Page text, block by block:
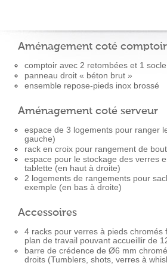
Aménagement coté comptoir
comptoir avec 2 retombées et 1
panneau droit « béton brut »
ensemble repose-pieds inox brossé
Aménagement coté serveur
espace de 3 logements pour ranger
gauche)
rack en croix pour rangement de
espace pour le stockage des verres
tablette (en haut à droite)
2 logements de rangements pour
exemple (en bas à droite)
Accessoires
4 racks pour verres à pieds
plan de travail pouvant accueillir de
barre de crédence de Ø6 mm
droits (Tumblers, shots, verres à